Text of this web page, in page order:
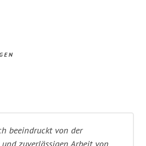
beeindruckt von der
zuverlässigen Arbeit von